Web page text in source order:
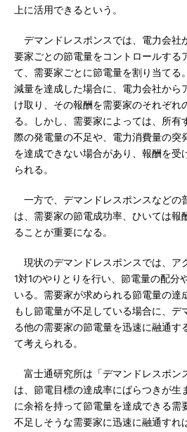
上に活用できるという。
デマンドレスポンスでは、電力会社
要家ごとの節電量をコントロールする
て、需要家ごとに節電量を割り当てる
減量を達成した場合に、電力会社から
け取り、その報酬を需要家のそれぞれ
る。しかし、需要家によっては、所有
際の発電量の不足や、電力消費量の突
を達成できない場合があり、報酬を受
られる。
一方で、デマンドレスポンスなどの
は、需要家の節電成功率、ひいては報
ることが重要になる。
現状のデマンドレスポンスでは、ア
1対1のやりとりを行い、節電量の配分
いる。需要家が求められる節電量の達
もし節電量が不足している場合に、デ
る他の需要家の節電量を迅速に融通す
て考えられる。
富士通研究所は「デマンドレスポン
は、節電目標の達成率にばらつきが生
に余裕を持って節電量を達成できる需
不足しそうな需要家に迅速に融通すれ